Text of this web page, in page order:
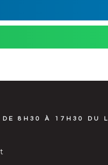
DE 8H30 À 17H30 DU